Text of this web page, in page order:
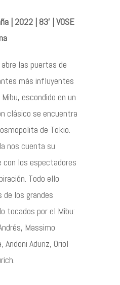
| 2022 | 83’ | VOSE
las puertas de
más influyentes
escondido en un
clásico se encuentra
de Tokio.
nos cuenta su
los espectadores
Todo ello
de los grandes
tocados por el Mibu:
Massimo
Aduriz, Oriol